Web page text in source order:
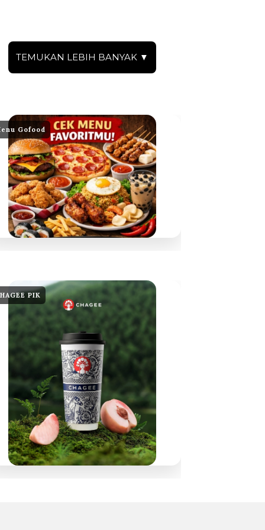
TEMUKAN LEBIH BANYAK ▼
Gofood
PIK